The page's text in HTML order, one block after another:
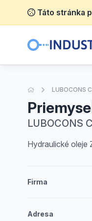
Táto stránka
Úvodná stránka
LUBOCONS
LUBOCONS
Hydraulické oleje
Firma
Adresa